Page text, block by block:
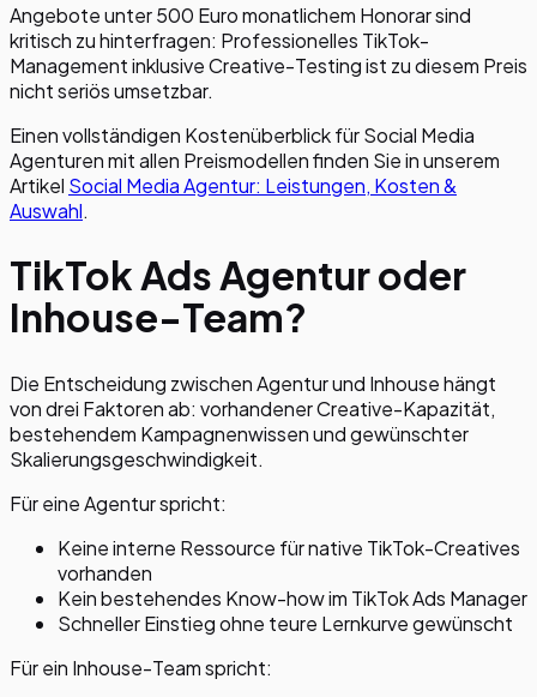
Angebote unter 500 Euro monatlichem Honorar sind
kritisch zu hinterfragen: Professionelles TikTok-
Management inklusive Creative-Testing ist zu diesem Preis
nicht seriös umsetzbar.
Einen vollständigen Kostenüberblick für Social Media
Agenturen mit allen Preismodellen finden Sie in unserem
Artikel Social Media Agentur: Leistungen, Kosten &
Auswahl.
TikTok Ads Agentur oder
Inhouse-Team?
Die Entscheidung zwischen Agentur und Inhouse hängt
von drei Faktoren ab: vorhandener Creative-Kapazität,
bestehendem Kampagnenwissen und gewünschter
Skalierungsgeschwindigkeit.
Für eine Agentur spricht:
Keine interne Ressource für native TikTok-Creatives
vorhanden
Kein bestehendes Know-how im TikTok Ads Manager
Schneller Einstieg ohne teure Lernkurve gewünscht
Für ein Inhouse-Team spricht: